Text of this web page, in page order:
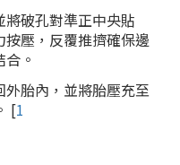
將破孔對準正中央貼
壓，反覆推擠確保邊
。
外胎內，並將胎壓充至
[1